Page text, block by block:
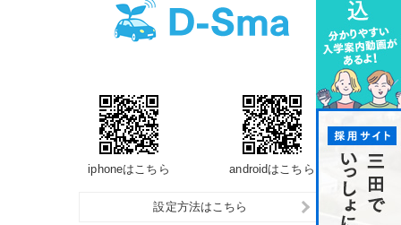
iphoneはこちら androidはこちら
設定方法はこちら